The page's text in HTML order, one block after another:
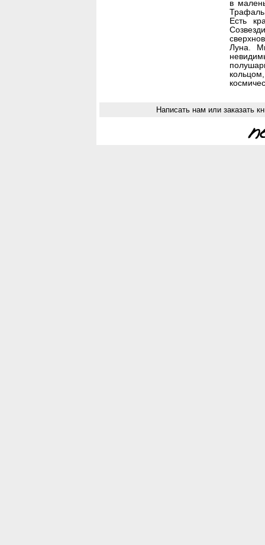
в
Есть
Луна.
Написать нам или заказать